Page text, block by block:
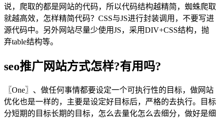
说，爬取的都是网站的代码，所以代码结构越精简，蜘蛛爬取
就越高效，怎样精简代码？CSS与JS进行封装调用，不要写进
源代码中。另外网站尽量少使用JS，采用DIV+CSS结构，抛
弃table结构等。
seo推广网站方式怎样?有用吗?
〖One〗、做任何事情都要设定一个可执行性的目标，做网站
优化也是一样的，主要是设定好目标后，严格的去执行。目标
分短期的目标长期的目标，怎么去量化怎么去细分，做好是细